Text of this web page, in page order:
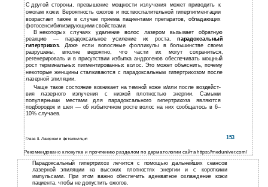
С другой стороны, превышение мощности излучения может приводить к
ожогам кожи. Вероятность ожогов и поствоспалительной гиперпигментации
возрастает также в случае приема пациентами препаратов, обладающих
фотосенсибилизирующими свойствами.
В некоторых случаях удаление волос лазером вызывает обратную
реакцию — парадоксальное усиление их роста,парадоксальный
гипертрихоз. Даже если волосяные фолликулы в большинстве своем
разрушены, вполне вероятно, что части их могут сохраниться,
регенерировать и в присутствии избытка андрогенов обеспечивать мощный
рост терминальных пигментированных волос. Это может объяснить, почему
некоторые женщины сталкиваются с парадоксальным гипертрихозом после
лазерной эпиляции.
Чаще такое состояние возникает на темной коже и/или после воздейст­
вия лазерного излучения с низкой плотностью энергии. Самыми
популярными местами для парадоксального гипертрихоза являются
подбородок и шея — об избыточном росте волос на них сообщалось в 6–
10% случаев.
Глава 8. Лазерная и фотоэпиляция 153
Рекомендовано к покупке и прочтению разделом по дерматологии сайта https://meduniver.com/
Парадоксальный гипертрихоз лечится с помощью дальнейших сеансов
лазерной эпиляции на высоких плотностях энергии и с короткими
импульсами. При этом важно обеспечить адекватное охлаждение кожи
пациента, чтобы не допустить ожогов.